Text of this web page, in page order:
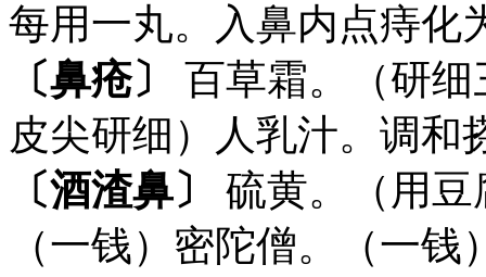
每用一丸。入鼻内点痔化
〔鼻疮〕
百草霜。（研
皮尖研细）人乳汁。调和
〔酒渣鼻〕
硫黄。（用
（一钱）密陀僧。（一